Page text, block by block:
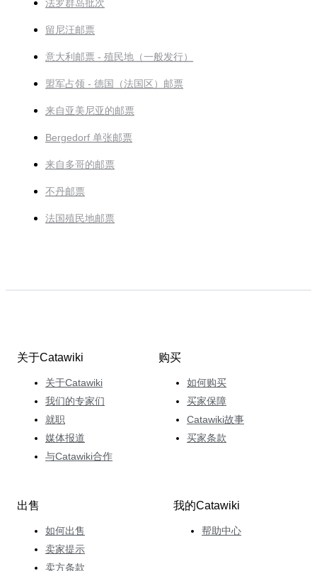
法罗群岛批次
留尼汪邮票
意大利邮票 - 殖民地（一般发行）
盟军占领 - 德国（法国区）邮票
来自亚美尼亚的邮票
Bergedorf 单张邮票
来自多哥的邮票
不丹邮票
法国殖民地邮票
关于Catawiki
关于Catawiki
我们的专家们
就职
媒体报道
与Catawiki合作
购买
如何购买
买家保障
Catawiki故事
买家条款
出售
如何出售
卖家提示
卖方条款
我的Catawiki
帮助中心